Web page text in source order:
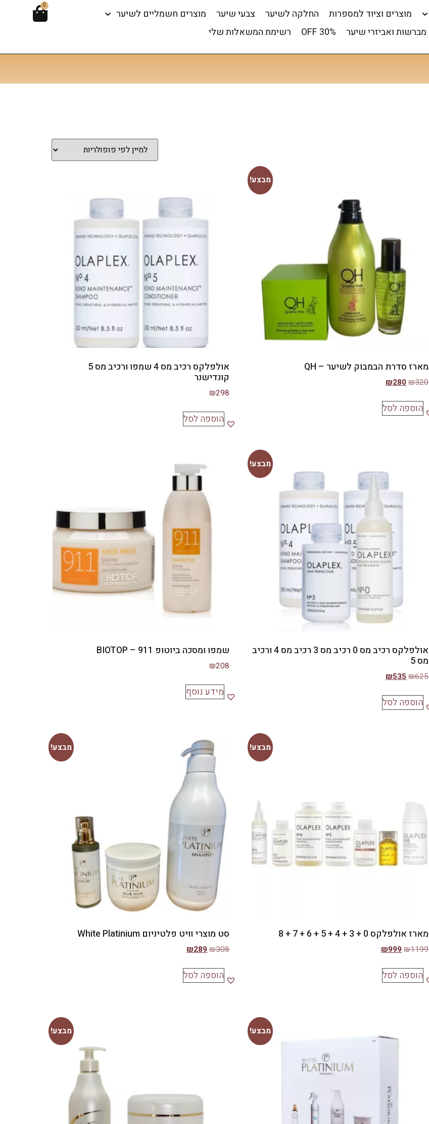
מוצרים וציוד למספרות החלקה לשיער צבעי שיער
מוצרים חשמליים לשיער
מברשות ואביזרי שיער
OFF 30% רשימת המשאלות שלי
0
מבצע!
מארז סדרת הבמבוק לשיער – QH
₪320
₪280
הוספה לסל
אולפלקס רכיב מס 4 שמפו ורכיב מס 5
קונדישנר
₪298
הוספה לסל
מבצע!
אולפלקס רכיב מס 0 רכיב מס 3 רכיב מס 4 ורכיב
מס 5
₪625
₪535
הוספה לסל
שמפו ומסכה ביוטופ 911 – BIOTOP
₪208
מידע נוסף
מבצע!
מארז אולפלקס 0 + 3 + 4 + 5 + 6 + 7 + 8
₪1199
₪999
הוספה לסל
מבצע!
סט מוצרי וויט פלטיניום White Platinium
₪308
₪289
הוספה לסל
מבצע! מבצע!